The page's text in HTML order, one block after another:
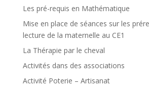
Les pré-requis en Mathématique
Mise en place de séances sur les
lecture de la maternelle au CE1
La Thérapie par le cheval
Activités dans des associations
Activité Poterie – Artisanat